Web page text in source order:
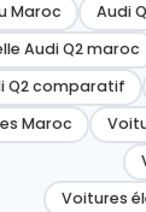
Audi
Maroc
Audi Q2 maroc
Q2 comparatif
Maroc
Voitures